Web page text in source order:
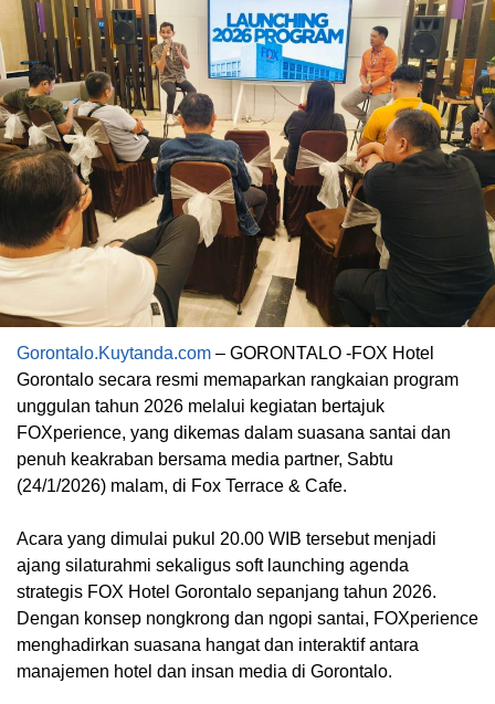
Gorontalo.Kuytanda.com – GORONTALO -FOX Hotel
Gorontalo secara resmi memaparkan rangkaian program
unggulan tahun 2026 melalui kegiatan bertajuk
FOXperience, yang dikemas dalam suasana santai dan
penuh keakraban bersama media partner, Sabtu
(24/1/2026) malam, di Fox Terrace & Cafe.
‎Acara yang dimulai pukul 20.00 WIB tersebut menjadi
ajang silaturahmi sekaligus soft launching agenda
strategis FOX Hotel Gorontalo sepanjang tahun 2026.
Dengan konsep nongkrong dan ngopi santai, FOXperience
menghadirkan suasana hangat dan interaktif antara
manajemen hotel dan insan media di Gorontalo.